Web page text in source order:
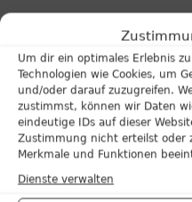
Um dir ein optimales Erlebnis
Technologien wie Cookies, um
und/oder darauf zuzugreifen.
zustimmst, können wir Daten
eindeutige IDs auf dieser
Zustimmung nicht erteilst oder
Merkmale und Funktionen
Dienste verwalten